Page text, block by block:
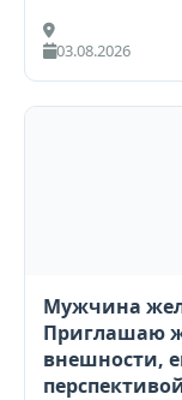
03.08.2026
Мужчина
Приглашаю
внешности,